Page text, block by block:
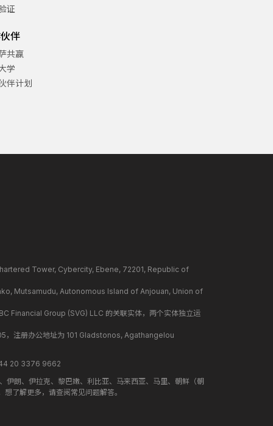
证
伴
共赢
学
伴计划
Tower, Cybercity, Ebene, 72201, Republic of
Mutsamudu, Autonomous Island of Anjouan, Union of
Financial Group (SVG) LLC 的关联实体，两个实体独立运
，注册办公地址为 101 Gladstonos, Agathangelou
20 3376 9662
伊朗、伊拉克、黎巴嫩、利比亚、马来西亚、马里、朝鲜（朝
了解更多，请查阅常见问题解答。